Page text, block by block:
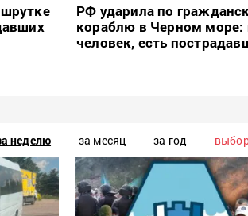
РФ ударила по
кораблю в Черном море:
человек, есть
неделю за месяц за год